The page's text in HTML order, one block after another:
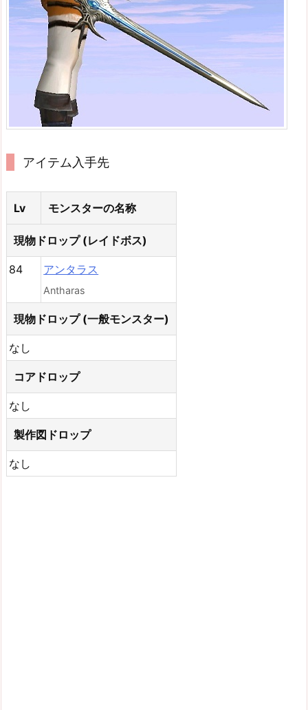
アイテム入手先
Lv モンスターの名称
現物ドロップ (レイドボス)
84 アンタラス
Antharas
現物ドロップ (一般モンスター)
なし
コアドロップ
なし
製作図ドロップ
なし